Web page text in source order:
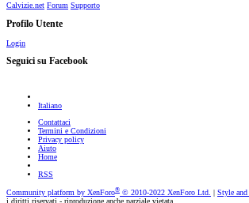
Calvizie.net Forum Supporto
Profilo Utente
Login
Seguici su Facebook
Italiano
Contattaci
Termini e Condizioni
Privacy policy
Aiuto
Home
RSS
Community platform by XenForo® © 2010-2022 XenForo Ltd. Style and